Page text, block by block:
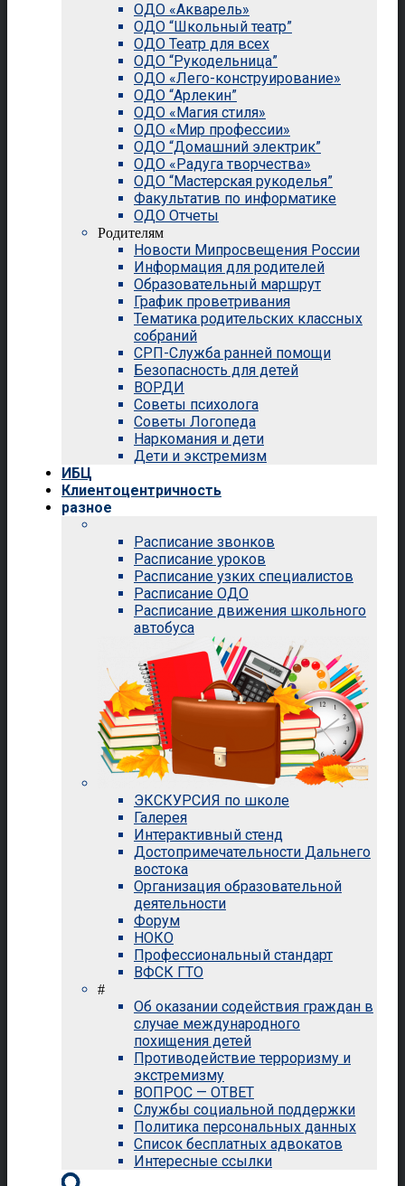
ОДО «Акварель»
ОДО “Школьный театр”
ОДО Театр для всех
ОДО “Рукодельница”
ОДО «Лего-конструирование»
ОДО “Арлекин”
ОДО «Магия стиля»
ОДО «Мир профессии»
ОДО “Домашний электрик”
ОДО «Радуга творчества»
ОДО “Мастерская рукоделья”
Факультатив по информатике
ОДО Отчеты
Родителям
Новости Мипросвещения России
Информация для родителей
Образовательный маршрут
График проветривания
Тематика родительских классных
собраний
СРП-Служба ранней помощи
Безопасность для детей
ВОРДИ
Советы психолога
Советы Логопеда
Наркомания и дети
Дети и экстремизм
ИБЦ
Клиентоцентричность
разное
Расписание звонков
Расписание уроков
Расписание узких специалистов
Расписание ОДО
Расписание движения школьного
автобуса
ЭКСКУРСИЯ по школе
Галерея
Интерактивный стенд
Достопримечательности Дальнего
востока
Организация образовательной
деятельности
Форум
НОКО
Профессиональный стандарт
ВФСК ГТО
#
Об оказании содействия граждан в
случае международного
похищения детей
Противодействие терроризму и
экстремизму
ВОПРОС — ОТВЕТ
Службы социальной поддержки
Политика персональных данных
Список бесплатных адвокатов
Интересные ссылки